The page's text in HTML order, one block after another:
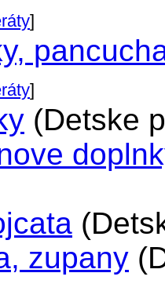
]
]
(Detske
zupany